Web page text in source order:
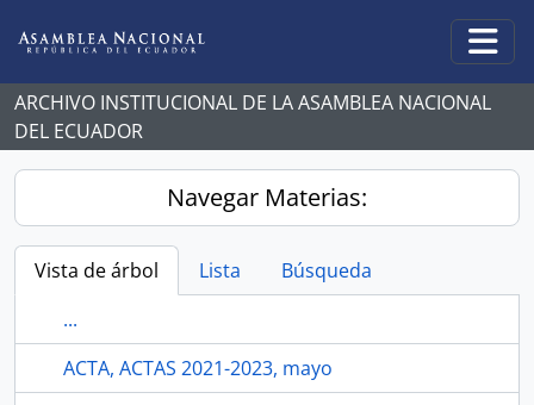
ARCHIVO INSTITUCIONAL DE LA ASAMBLEA NACIONAL
DEL ECUADOR
Navegar Materias:
Vista de árbol Lista
Búsqueda
...
ACTA, ACTAS 2021-2023, mayo